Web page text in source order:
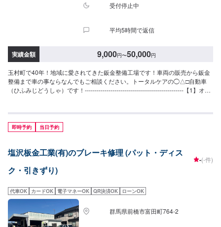
受付停止中
平均5時間で返信
実績金額 9,000円〜50,000円
玉村町で40年！地域に愛されてきた鈑金整備工場です！車両の販売から鈑金
整備まで車の事ならなんでもご相談ください。トータルケアの◯△□自動車
（ひふみじどうしゃ）です！--------------------------------------------------【1】オフ
たします。車種や状態により納期が前後する場合がございます。予め、ご了
承ください。【定休日・営業時間】定休日：日曜日、祝日営業時間：
9:00~18:00
即時予約 当日予約
塩沢板金工業(有)のブレーキ修理 (パット・ディス
ク・引きずり)
-(-件)
代車OK カードOK 電子マネーOK QR決済OK ローンOK
群馬県前橋市富田町764-2